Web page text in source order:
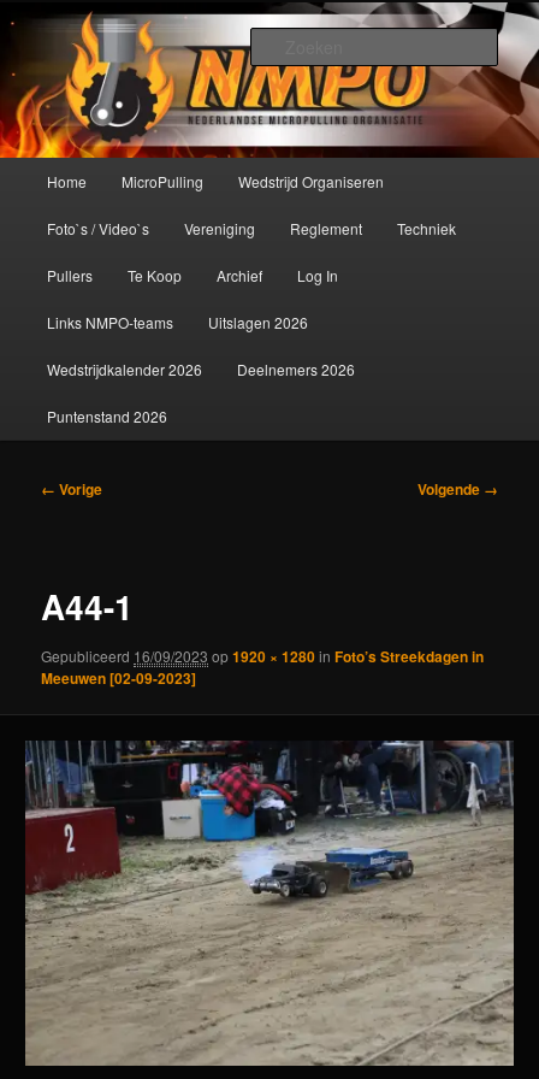
primaire
inhoudNederlandse MicroPulling
Organisatie
De meest krachtige modelbouwsport ter wereld!
Home MicroPulling Wedstrijd Organiseren
Foto`s / Video`s Vereniging Reglement Techniek
Pullers Te Koop Archief Log In
Links NMPO-teams Uitslagen 2026
Wedstrijdkalender 2026 Deelnemers 2026
Puntenstand 2026
Afbeeldingsnavigatie
← Vorige Volgende →
A44-1
Gepubliceerd 16/09/2023 op1920 × 1280inFoto’s Streekdagen in
Meeuwen [02-09-2023]